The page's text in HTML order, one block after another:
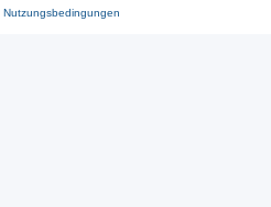
Nutzungsbedingungen